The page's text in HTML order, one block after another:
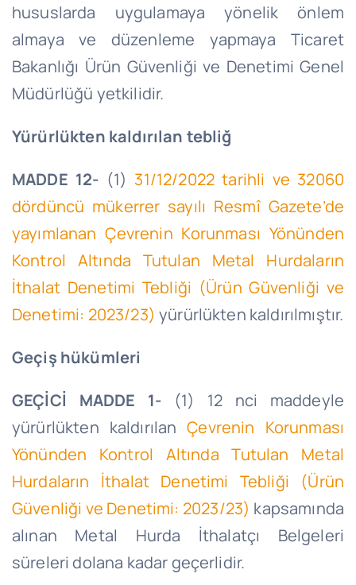
hususlarda uygulamaya yönelik önlem
almaya ve düzenleme yapmaya Ticaret
Bakanlığı Ürün Güvenliği ve Denetimi Genel
Müdürlüğü yetkilidir.
Yürürlükten kaldırılan tebliğ
MADDE 12- (1) 31/12/2022 tarihli ve 32060
dördüncü mükerrer sayılı Resmî Gazete’de
yayımlanan Çevrenin Korunması Yönünden
Kontrol Altında Tutulan Metal Hurdaların
İthalat Denetimi Tebliği (Ürün Güvenliği ve
Denetimi: 2023/23) yürürlükten kaldırılmıştır.
Geçiş hükümleri
GEÇİCİ MADDE 1- (1) 12 nci maddeyle
yürürlükten kaldırılanÇevrenin Korunması
Yönünden Kontrol Altında Tutulan Metal
Hurdaların İthalat Denetimi Tebliği (Ürün
Güvenliği ve Denetimi: 2023/23) kapsamında
alınan Metal Hurda İthalatçı Belgeleri
süreleri dolana kadar geçerlidir.